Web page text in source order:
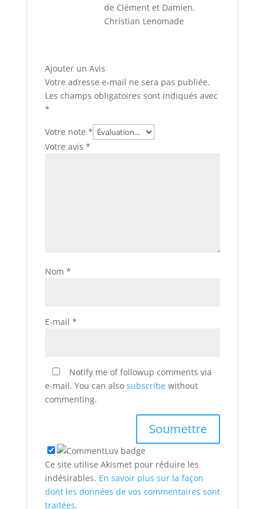
de Clément et Damien.
Christian Lenomade
Ajouter un Avis
Votre adresse e-mail ne sera pas publiée.
Les champs obligatoires sont indiqués avec
*
Votre note *
Votre avis *
Nom *
E-mail *
Notify me of followup comments via
e-mail. You can also subscribe without
commenting.
Ce site utilise Akismet pour réduire les
indésirables. En savoir plus sur la façon
dont les données de vos commentaires sont
traitées.